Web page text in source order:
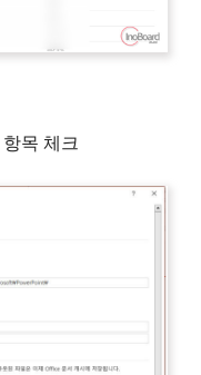
항목 체크